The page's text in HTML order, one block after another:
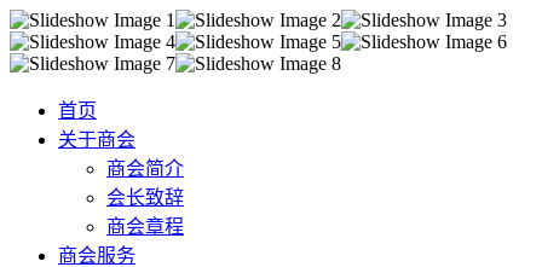
首页
关于商会
商会简介
会长致辞
商会章程
商会服务